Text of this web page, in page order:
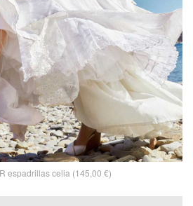
espadrillas celia (145,00 €)